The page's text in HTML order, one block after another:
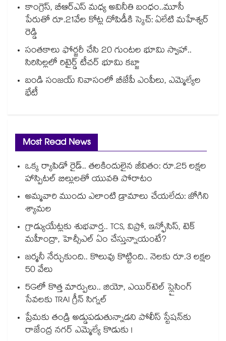
కాంగ్రెస్, బీఆర్ఎస్ మధ్య అవినీతి బంధం..మూసీ
పేరుతో రూ.21వేల కోట్ల దోపిడీకి స్కెచ్: ఏలేటి మహేశ్వర్
రెడ్డి
సంతకాలు ఫోర్జరీ చేసి 20 గుంటల భూమి స్వాహా..
సిరిసిల్లలో రిటైర్డ్ టీచర్ భూమి కబ్జా
బండి సంజయ్ నివాసంలో బీజేపీ ఎంపీలు, ఎమ్మెల్యేల
భేటీ
Most Read News
ఒక్క ర్యాపిడో రైడ్.. తలకిందులైన జీవితం: రూ.25 లక్షల
హాస్పిటల్ బిల్లులతో యువతి పోరాటం
అమ్మవారి ముందు ఎలాంటి డ్రామాలు చేయలేదు: జోగిని
శ్యామల
గ్రాడ్యుయేట్లకు శుభవార్త.. TCS, విప్రో, ఇన్ఫోసిస్, టెక్
మహీంద్రా, హెచ్సీఎల్ ఏం చేస్తున్నాయంటే?
జర్మనీ నేర్చుకుంది.. కొలువు కొట్టింది.. నెలకు రూ.3 లక్షల
50 వేలు
5Gలో కొత్త మార్పులు.. జియో, ఎయిర్‌టెల్ స్లైసింగ్
సేవలకు TRAI గ్రీన్ సిగ్నల్
ప్రేమకు తండ్రి అడ్డుపడుతున్నాడని పోలీస్ స్టేషన్⁪కు
రాజేంద్ర నగర్ ఎమ్మెల్యే కొడుకు !